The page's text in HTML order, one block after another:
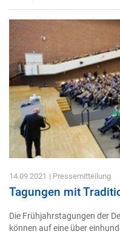
14.09.2021 | Pressemitteilung
Tagungen mit
Die Frühjahrstagungen der
können auf eine über